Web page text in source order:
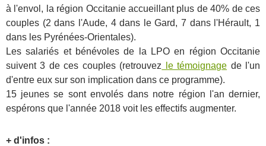
à l'envol, la région Occitanie accueillant plus de 40% de ces
couples (2 dans l'Aude, 4 dans le Gard, 7 dans l'Hérault, 1
dans les Pyrénées-Orientales).
Les salariés et bénévoles de la LPO en région Occitanie
suivent 3 de ces couples (retrouvez le témoignage de l'un
d'entre eux sur son implication dans ce programme).
15 jeunes se sont envolés dans notre région l'an dernier,
espérons que l'année 2018 voit les effectifs augmenter.
+ d'infos :